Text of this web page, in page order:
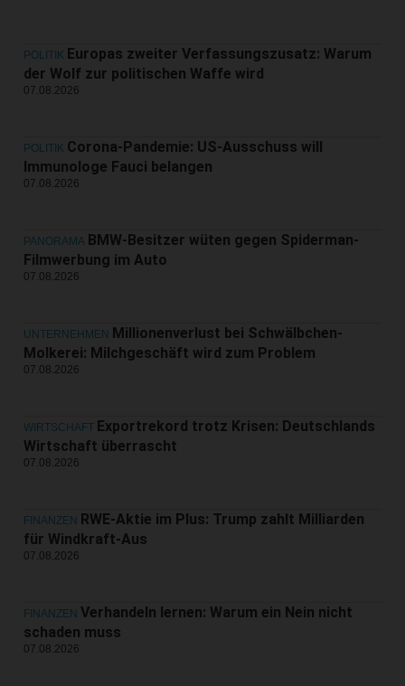
POLITIK Europas zweiter Verfassungszusatz: Warum
der Wolf zur politischen Waffe wird
07.08.2026
POLITIK Corona-Pandemie: US-Ausschuss will
Immunologe Fauci belangen
07.08.2026
PANORAMA BMW-Besitzer wüten gegen Spiderman-
Filmwerbung im Auto
07.08.2026
UNTERNEHMEN
Millionenverlust bei Schwälbchen-
Molkerei: Milchgeschäft wird zum Problem
07.08.2026
WIRTSCHAFT Exportrekord trotz Krisen: Deutschlands
Wirtschaft überrascht
07.08.2026
FINANZEN
RWE-Aktie im Plus: Trump zahlt Milliarden
für Windkraft-Aus
07.08.2026
FINANZEN Verhandeln lernen: Warum ein Nein nicht
schaden muss
07.08.2026